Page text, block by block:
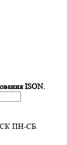
ISON.
ПН-СБ.